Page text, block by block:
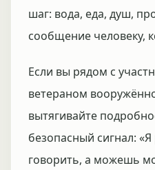
шаг: вода, еда, душ,
сообщение человеку,
Если вы рядом с
ветераном
вытягивайте
безопасный сигнал:
говорить, а можешь